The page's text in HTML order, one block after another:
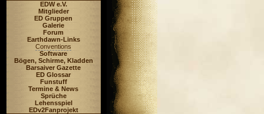
EDW e.V.
Mitglieder
ED Gruppen
Galerie
Forum
Earthdawn-Links
Conventions
Software
Bögen, Schirme, Kladden
Barsaiver Gazette
ED Glossar
Funstuff
Termine & News
Sprüche
Lehensspiel
EDv2Fanprojekt